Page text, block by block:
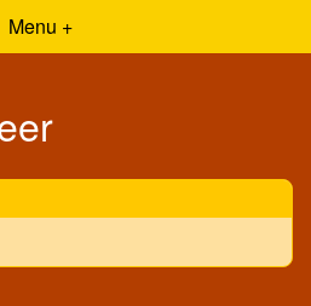
Menu +